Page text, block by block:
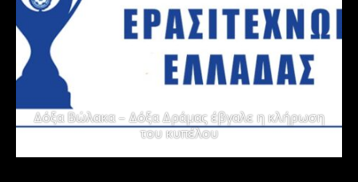
Δόξα Βώλακα – Δόξα Δράμας έβγαλε η κλήρωση
του κυπέλου